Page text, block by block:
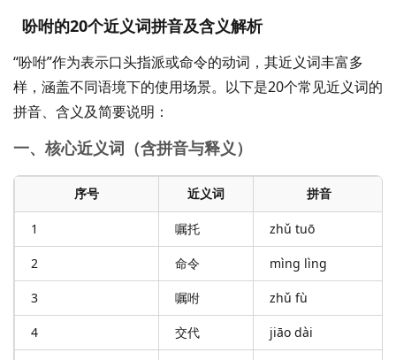
吩咐的20个近义词拼音及含义解析
“吩咐”作为表示口头指派或命令的动词，其近义词丰富多
样，涵盖不同语境下的使用场景。以下是20个常见近义词的
拼音、含义及简要说明：
一、核心近义词（含拼音与释义）
序号 近义词 拼音
1 嘱托 zhǔ tuō
2 命令 mìng lìng
3 嘱咐 zhǔ fù
4 交代 jiāo dài